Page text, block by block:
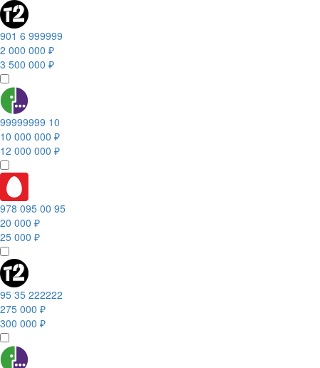
901 6 999999
2 000 000 ₽
3 500 000 ₽
99999999 10
10 000 000 ₽
12 000 000 ₽
978 095 00 95
20 000 ₽
25 000 ₽
95 35 222222
275 000 ₽
300 000 ₽